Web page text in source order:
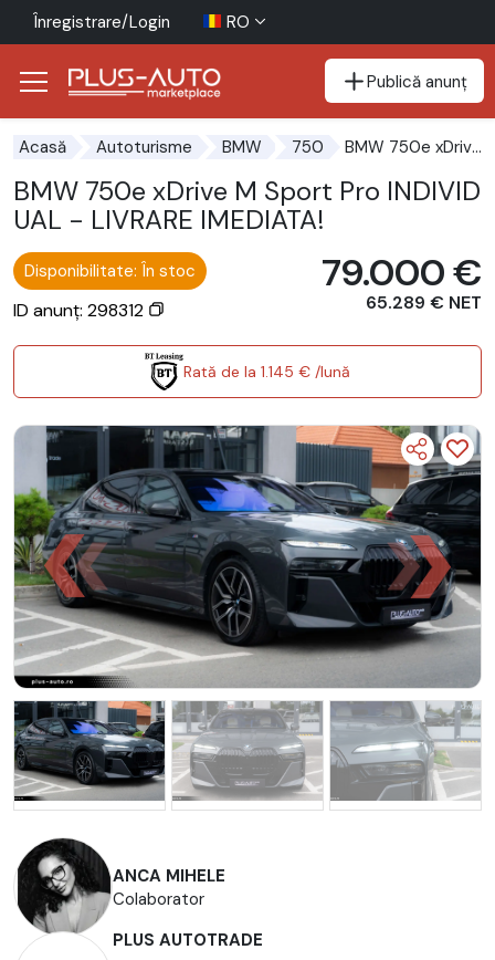
Înregistrare/Login RO
Publică anunț
Acasă Autoturisme BMW 750 BMW 750e xDrive M Sport Pro INDIVIDUAL - LIVRARE IMEDIATA!
BMW 750e xDrive M Sport Pro INDIVID
UAL - LIVRARE IMEDIATA!
Disponibilitate: În stoc
ID anunț: 298312
79.000 €
65.289 € NET
Rată de la 1.145 € /lună
ANCA MIHELE
Colaborator
PLUS AUTOTRADE